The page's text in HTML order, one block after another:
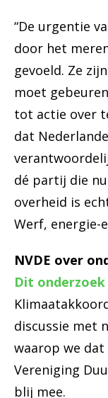
“De urgentie
door het
gevoeld. Ze
moet
tot actie over
dat
dé partij die
overheid is
Werf, energie-
NVDE over
Dit onderzoek
discussie met
waarop we dat
Vereniging
blij mee.